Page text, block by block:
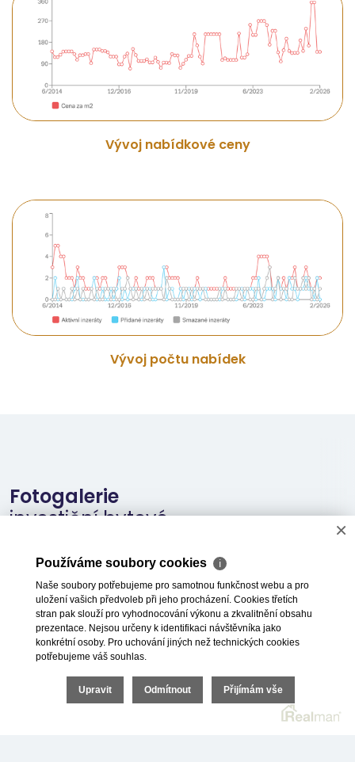
Vývoj nabídkové ceny
Vývoj počtu nabídek
Fotogalerie
investiční bytové
×
Používáme soubory cookies ℹ
Naše soubory potřebujeme pro samotnou funkčnost webu a pro
uložení vašich předvoleb při jeho procházení. Cookies třetích
stran pak slouží pro vyhodnocování výkonu a zkvalitnění obsahu
prezentace. Nejsou určeny k identifikaci návštěvníka jako
konkrétní osoby. Pro uchování jiných než technických cookies
potřebujeme váš souhlas.
Upravit Odmítnout Přijímám vše